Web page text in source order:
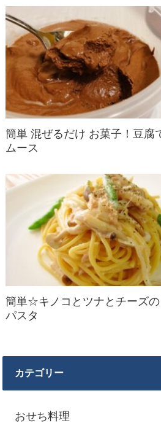
簡単 混ぜるだけ お菓子！豆腐
ムース
簡単☆キノコとツナとチーズ
パスタ
カテゴリー
おせち料理